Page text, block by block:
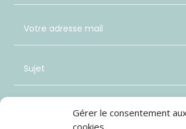
Gérer le consentement
cookies